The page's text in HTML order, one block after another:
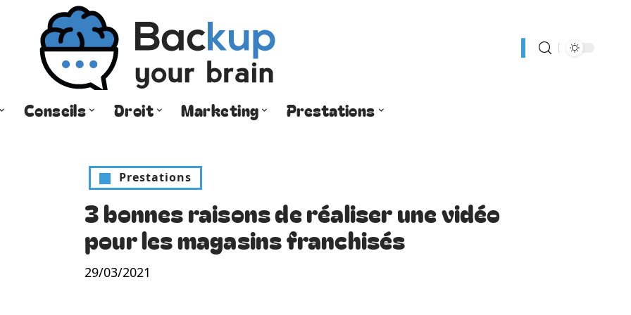
Conseils Droit Marketing Prestations
Prestations
3 bonnes raisons de réaliser une vidéo
pour les magasins franchisés
29/03/2021